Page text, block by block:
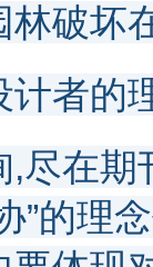
林破坏
者的
尽在期
”的理